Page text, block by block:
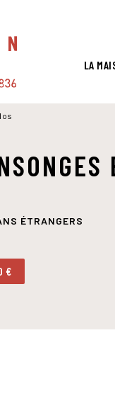
LA
ÉTRANGERS
€